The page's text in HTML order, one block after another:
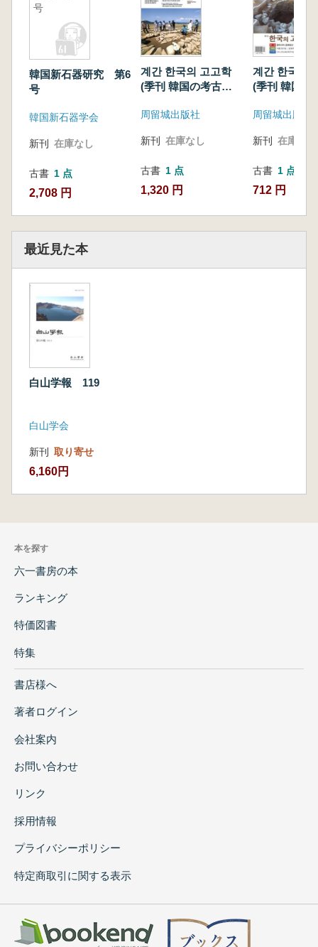
号
韓国新石器研究 第6
号
韓国新石器学会
新刊 在庫なし
古書 1 点
2,708 円
계간 한국의 고고학
(季刊 韓国の考古学)
周留城出版社
新刊 在庫なし
古書 1 点
1,320 円
계간 한국의
(季刊 韓国の
周留城出版社
新刊 在庫なし
古書 1 点
712 円
最近見た本
白山学報 119
白山学会
新刊 取り寄せ
6,160円
本を探す
六一書房の本
ランキング
特価図書
特集
書店様へ
著者ログイン
会社案内
お問い合わせ
リンク
採用情報
プライバシーポリシー
特定商取引に関する表示